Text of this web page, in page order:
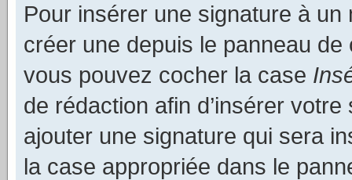
Pour insérer une signature à
créer une depuis le panneau de
vous pouvez cocher la case
de rédaction afin d’insérer
ajouter une signature qui sera
la case appropriée dans le